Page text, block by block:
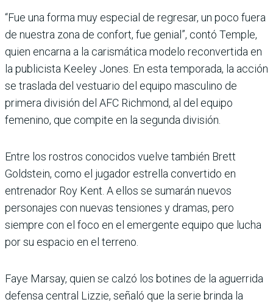
“Fue una forma muy especial de regresar, un poco fuera
de nuestra zona de confort, fue genial”, contó Temple,
quien encarna a la carismática modelo reconvertida en
la publicista Keeley Jones. En esta temporada, la acción
se traslada del vestuario del equipo masculino de
primera división del AFC Richmond, al del equipo
femenino, que compite en la segunda división.
Entre los rostros conocidos vuelve también Brett
Goldstein, como el jugador estrella convertido en
entrenador Roy Kent. A ellos se sumarán nuevos
personajes con nuevas tensiones y dramas, pero
siempre con el foco en el emergente equipo que lucha
por su espacio en el terreno.
Faye Marsay, quien se calzó los botines de la aguerrida
defensa central Lizzie, señaló que la serie brinda la